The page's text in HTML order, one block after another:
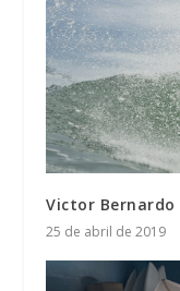
Victor Bernardo
25 de abril de 2019